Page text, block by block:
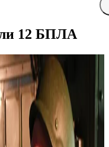
12 БПЛА